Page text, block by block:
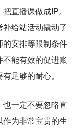
直播课做成IP。
补给站活动撬动了
的安排等限制条件
不能有效的促进账
足够的耐心。
也一定不要忽略直
作为非常宝贵的生